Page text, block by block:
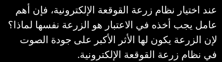
اختيار نظام زرعة القوقعة الإلكترونية، فإن أهم
يجب أخذه في الاعتبار هو الزرعة نفسها لماذا؟
الزرعة يكون لها الأثر الأكبر على جودة الصوت
نظام زرعة القوقعة الإلكترونية.